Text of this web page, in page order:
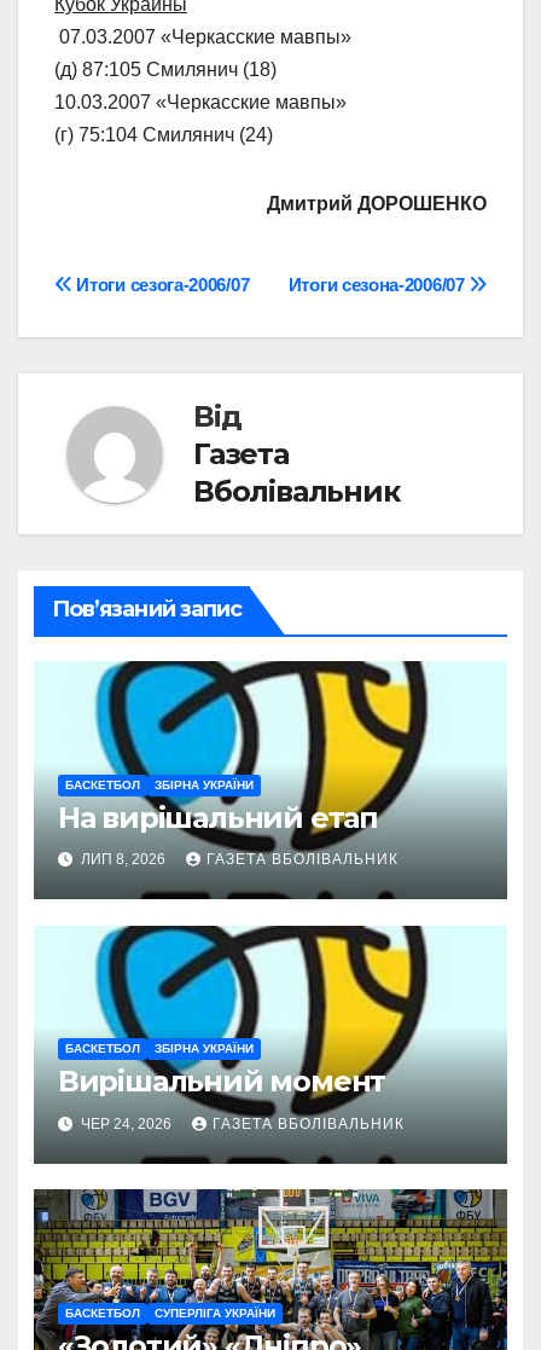
Кубок Украины
07.03.2007 «Черкасские мавпы»
(д) 87:105 Смилянич (18)
10.03.2007 «Черкасские мавпы»
(г) 75:104 Смилянич (24)
Дмитрий ДОРОШЕНКО
Навігація
записів
Итоги сезона-2006/07
Итоги сезога-2006/07
Від
Газета
Вболівальник
Пов’язаний запис
БАСКЕТБОЛ ЗБІРНА УКРАЇНИ
На вирішальний етап
ЛИП 8, 2026 ГАЗЕТА ВБОЛІВАЛЬНИК
БАСКЕТБОЛ ЗБІРНА УКРАЇНИ
Вирішальний момент
ЧЕР 24, 2026 ГАЗЕТА ВБОЛІВАЛЬНИК
БАСКЕТБОЛ СУПЕРЛІГА УКРАЇНИ